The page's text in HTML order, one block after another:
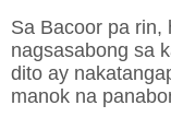
Sa Bacoor pa rin,
nagsasabong sa
dito ay
manok na